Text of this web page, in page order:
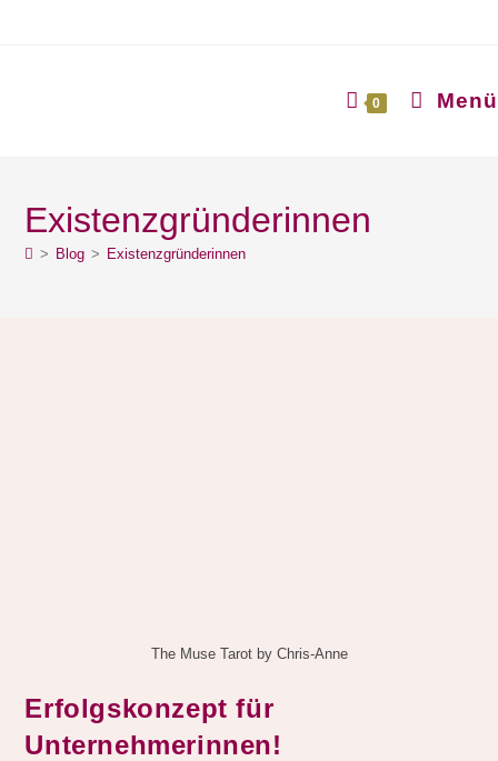
0 Menü
Existenzgründerinnen
> Blog > Existenzgründerinnen
The Muse Tarot by Chris-Anne
Erfolgskonzept für
Unternehmerinnen!